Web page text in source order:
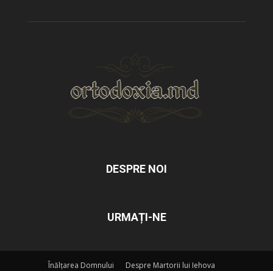
DESPRE NOI
URMAȚI-NE
Înălțarea Domnului Despre Martorii lui Iehova